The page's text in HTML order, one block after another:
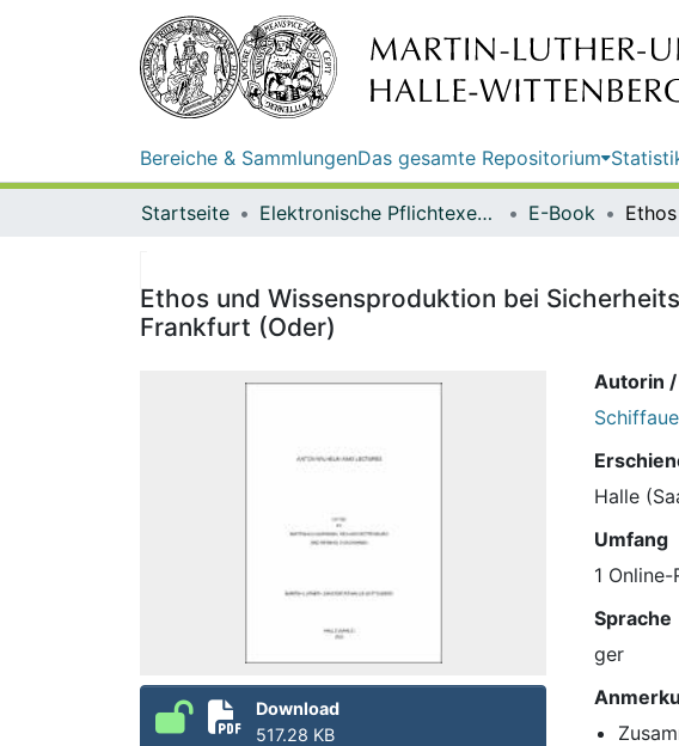
Bereiche & SammlungenDas gesamte Repositorium
Startseite Elektronische Pflichtexemplare E-Book
Ethos und Wissensproduktion bei
Frankfurt (Oder)
Download
517.28 KB
Autorin
Halle
Umfang
1
Sprache
ger